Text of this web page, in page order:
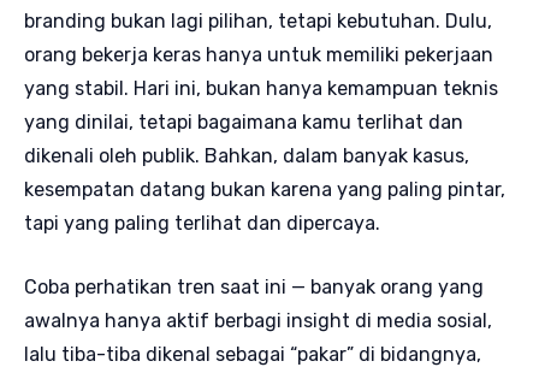
branding bukan lagi pilihan, tetapi kebutuhan. Dulu,
orang bekerja keras hanya untuk memiliki pekerjaan
yang stabil. Hari ini, bukan hanya kemampuan teknis
yang dinilai, tetapi bagaimana kamu terlihat dan
dikenali oleh publik. Bahkan, dalam banyak kasus,
kesempatan datang bukan karena yang paling pintar,
tapi yang paling terlihat dan dipercaya.
Coba perhatikan tren saat ini — banyak orang yang
awalnya hanya aktif berbagi insight di media sosial,
lalu tiba-tiba dikenal sebagai “pakar” di bidangnya,